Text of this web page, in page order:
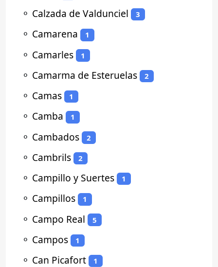
⚬ Calzada de Valdunciel 3
⚬ Camarena 1
⚬ Camarles 1
⚬ Camarma de Esteruelas 2
⚬ Camas 1
⚬ Camba 1
⚬ Cambados 2
⚬ Cambrils 2
⚬ Campillo y Suertes 1
⚬ Campillos 1
⚬ Campo Real 5
⚬ Campos 1
⚬ Can Picafort 1